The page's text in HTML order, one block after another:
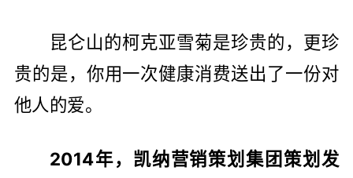
昆仑山的柯克亚雪菊是珍贵的，更珍
贵的是，你用一次健康消费送出了一份对
他人的爱。
2014年，凯纳营销策划集团策划发